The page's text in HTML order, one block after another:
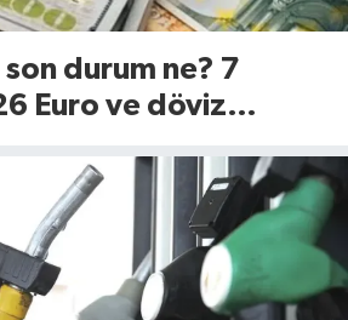
son durum ne? 7
Euro ve döviz